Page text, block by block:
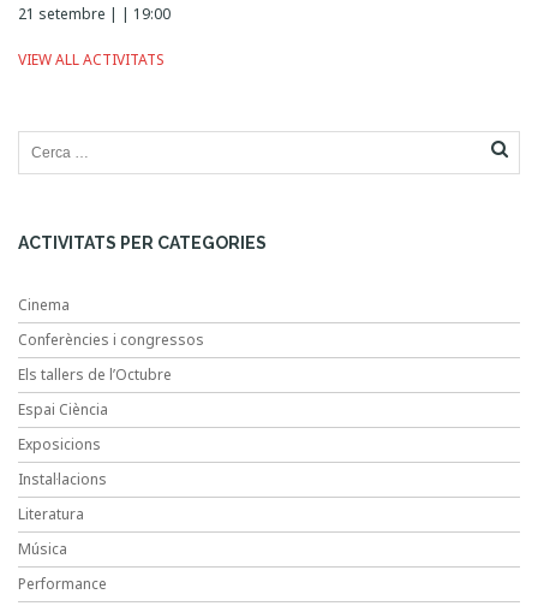
21 setembre | | 19:00
VIEW ALL ACTIVITATS
ACTIVITATS PER CATEGORIES
Cinema
Conferències i congressos
Els tallers de l’Octubre
Espai Ciència
Exposicions
Instal·lacions
Literatura
Música
Performance